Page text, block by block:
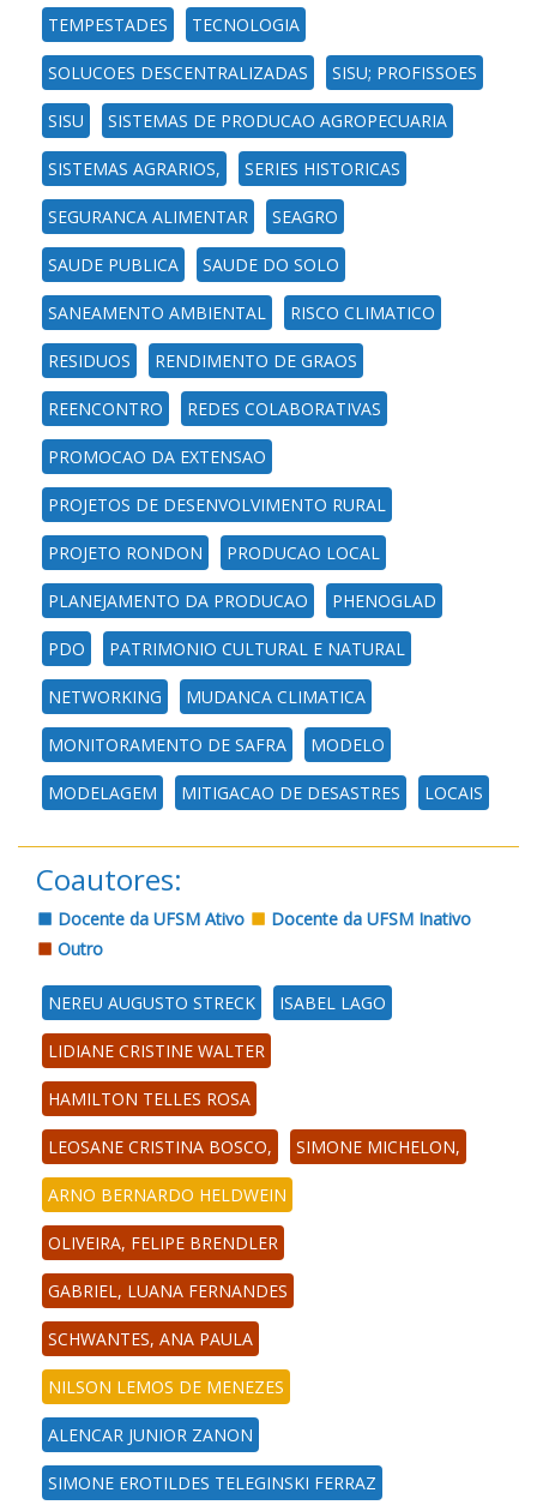
TEMPESTADES TECNOLOGIA
SOLUCOES DESCENTRALIZADAS SISU; PROFISSOES
SISU SISTEMAS DE PRODUCAO AGROPECUARIA
SISTEMAS AGRARIOS, SERIES HISTORICAS
SEGURANCA ALIMENTAR SEAGRO
SAUDE PUBLICA SAUDE DO SOLO
SANEAMENTO AMBIENTAL RISCO CLIMATICO
RESIDUOS RENDIMENTO DE GRAOS
REENCONTRO REDES COLABORATIVAS
PROMOCAO DA EXTENSAO
PROJETOS DE DESENVOLVIMENTO RURAL
PROJETO RONDON PRODUCAO LOCAL
PLANEJAMENTO DA PRODUCAO PHENOGLAD
PDO PATRIMONIO CULTURAL E NATURAL
NETWORKING MUDANCA CLIMATICA
MONITORAMENTO DE SAFRA MODELO
MODELAGEM MITIGACAO DE DESASTRES LOCAIS
Coautores:
Docente da UFSM Ativo
Docente da UFSM Inativo
Outro
NEREU AUGUSTO STRECK ISABEL LAGO
LIDIANE CRISTINE WALTER
HAMILTON TELLES ROSA
LEOSANE CRISTINA BOSCO, SIMONE MICHELON,
ARNO BERNARDO HELDWEIN
OLIVEIRA, FELIPE BRENDLER
GABRIEL, LUANA FERNANDES
SCHWANTES, ANA PAULA
NILSON LEMOS DE MENEZES
ALENCAR JUNIOR ZANON
SIMONE EROTILDES TELEGINSKI FERRAZ